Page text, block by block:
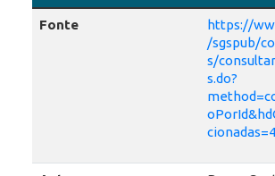
Fonte
https://
/sgspub/
s/
s.do?